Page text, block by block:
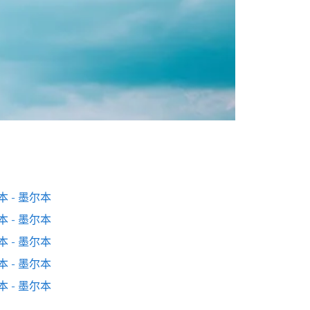
- 墨尔本
- 墨尔本
- 墨尔本
- 墨尔本
- 墨尔本